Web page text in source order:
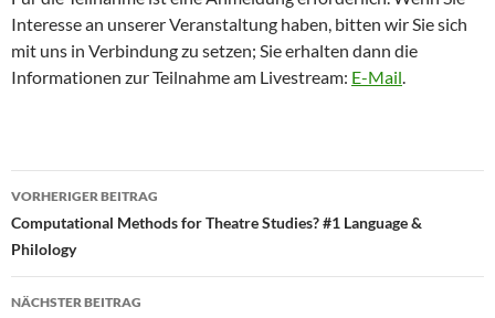
Interesse an unserer Veranstaltung haben, bitten wir Sie sich
mit uns in Verbindung zu setzen; Sie erhalten dann die
Informationen zur Teilnahme am Livestream: E-Mail.
Beitragsnavigation
VORHERIGER BEITRAG
Computational Methods for Theatre Studies? #1 Language &
Philology
NÄCHSTER BEITRAG